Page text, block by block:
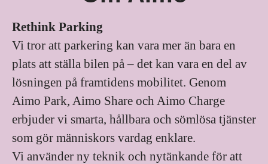
Rethink Parking
Vi tror att parkering kan vara mer än bara en
plats att ställa bilen på – det kan vara en del av
lösningen på framtidens mobilitet. Genom
Aimo Park, Aimo Share och Aimo Charge
erbjuder vi smarta, hållbara och sömlösa tjänster
som gör människors vardag enklare.
Vi använder ny teknik och nytänkande för att